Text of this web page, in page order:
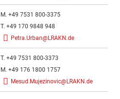
M. +49 7531 800-3375
T. +49 170 9848 948
Petra.Urban@LRAKN.de
T. +49 7531 800-3373
M. +49 176 1800 1757
Mesud.Mujezinovic@LRAKN.de